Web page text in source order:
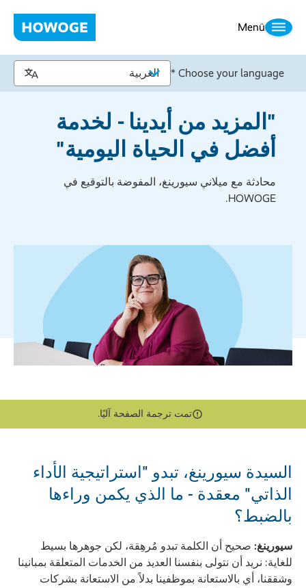
Menü
Choose your language *
"المزيد من أيدينا - لخدمة
أفضل في الحياة اليومية"
محادثة مع ميلاني سيورينغ، المفوضة بالتوقيع في
HOWOGE.
تمت ترجمة الصفحة آليًا.
السيدة سيورينغ، تبدو "استراتيجية الأداء
الذاتي" معقدة - ما الذي يكمن وراءها
بالضبط؟
سيورينغ: صحيح أن الكلمة تبدو مُرهِقة، لكن جوهرها بسيط
للغاية: نريد أن نتولى بنفسنا العديد من الخدمات المتعلقة بمبانينا
وشققنا، أي بالاستعانة بموظفينا بدلاً من الاستعانة بشركات